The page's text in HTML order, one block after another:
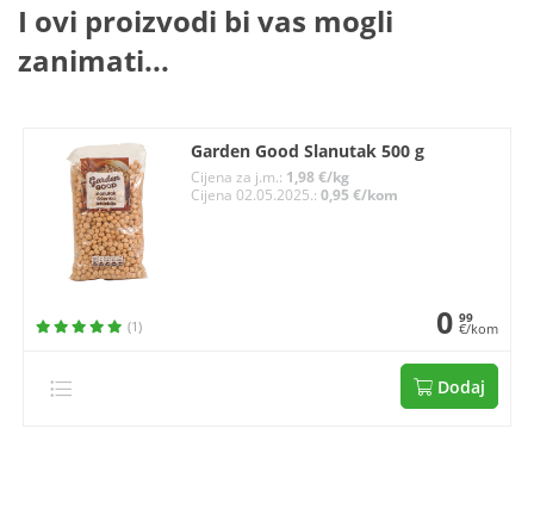
I ovi proizvodi bi vas mogli
zanimati...
Garden Good Slanutak 500 g
Cijena za j.m.: 1,98 €/kg
Cijena 02.05.2025.:0,95 €/kom
(1) 0 99
€/kom
Dodaj